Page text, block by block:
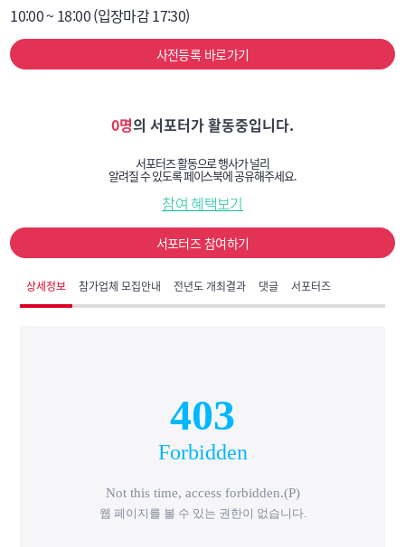
10:00 ~ 18:00 (입장마감 17:30)
사전등록 바로가기
0명의 서포터가 활동중입니다.
서포터즈 활동으로 행사가 널리
알려질 수 있도록 페이스북에 공유해주세요.
참여 혜택보기
서포터즈 참여하기
상세정보 참가업체 모집안내 전년도 개최결과 댓글 서포터즈